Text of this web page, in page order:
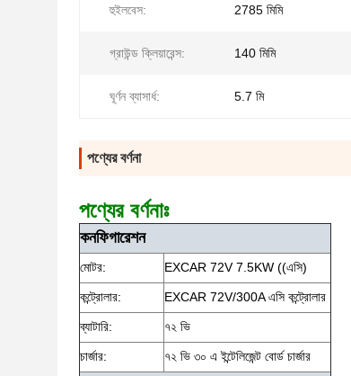
হুইলবেস: 2785 মিমি
গ্রাউন্ড ক্লিয়ারেন্স: 140 মিমি
ঘূর্ণন ব্যাসার্ধ: 5.7 মি
পণ্যের বর্ণনা
পণ্যের বর্ণনাঃ
কনফিগারেশন
মোটর: EXCAR 72V 7.5KW ((এসি)
কন্ট্রোলার: EXCAR 72V/300A এসি কন্ট্রোলার
ব্যাটারি: ৭২ ভি
চার্জার: ৭২ ভি ৩০ এ ইন্টেলিজেন্ট বোর্ড চার্জার